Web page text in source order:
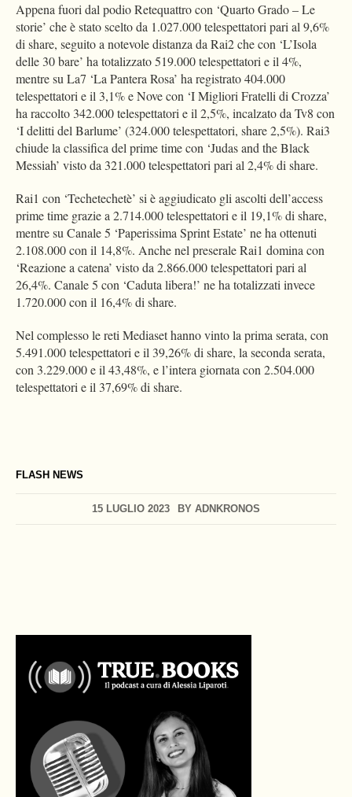
FLASH NEWS
15 LUGLIO 2023 BY ADNKRONOS
Appena fuori dal podio Retequattro con ‘Quarto Grado – Le
storie’ che è stato scelto da 1.027.000 telespettatori pari al 9,6%
di share, seguito a notevole distanza da Rai2 che con ‘L’Isola
delle 30 bare’ ha totalizzato 519.000 telespettatori e il 4%,
mentre su La7 ‘La Pantera Rosa’ ha registrato 404.000
telespettatori e il 3,1% e Nove con ‘I Migliori Fratelli di Crozza’
ha raccolto 342.000 telespettatori e il 2,5%, incalzato da Tv8 con
‘I delitti del Barlume’ (324.000 telespettatori, share 2,5%). Rai3
chiude la classifica del prime time con ‘Judas and the Black
Messiah’ visto da 321.000 telespettatori pari al 2,4% di share.
Rai1 con ‘Techetechetè’ si è aggiudicato gli ascolti dell’access
prime time grazie a 2.714.000 telespettatori e il 19,1% di share,
mentre su Canale 5 ‘Paperissima Sprint Estate’ ne ha ottenuti
2.108.000 con il 14,8%. Anche nel preserale Rai1 domina con
‘Reazione a catena’ visto da 2.866.000 telespettatori pari al
26,4%. Canale 5 con ‘Caduta libera!’ ne ha totalizzati invece
1.720.000 con il 16,4% di share.
Nel complesso le reti Mediaset hanno vinto la prima serata, con
5.491.000 telespettatori e il 39,26% di share, la seconda serata,
con 3.229.000 e il 43,48%, e l’intera giornata con 2.504.000
telespettatori e il 37,69% di share.